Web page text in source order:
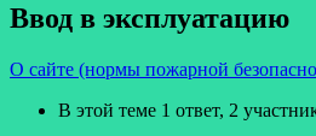
Ввод в эксплуатацию
О сайте (нормы пожарной
В этой теме 1 ответ, 2